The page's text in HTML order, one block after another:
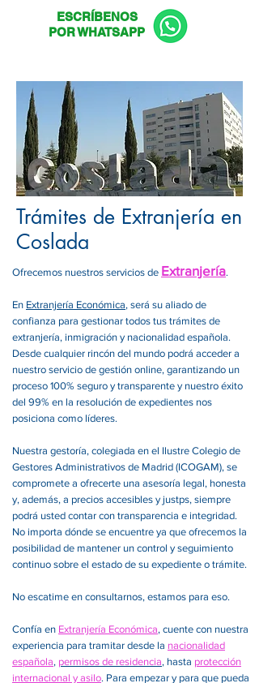
ESCRÍBENOS
POR WHATSAPP
Trámites de Extranjería en
Coslada
Ofrecemos nuestros servicios de Extranjería.
En Extranjería Económica, será su aliado de
confianza para gestionar todos tus trámites de
extranjería, inmigración y nacionalidad española.
Desde cualquier rincón del mundo podrá acceder a
nuestro servicio de gestión online, garantizando un
proceso 100% seguro y transparente y nuestro éxito
del 99% en la resolución de expedientes nos
posiciona como líderes.
Nuestra gestoría, colegiada en el Ilustre Colegio de
Gestores Administrativos de Madrid (ICOGAM), se
compromete a ofrecerte una asesoría legal, honesta
y, además, a precios accesibles y justps, siempre
podrá usted contar con transparencia e integridad.
No importa dónde se encuentre ya que ofrecemos la
posibilidad de mantener un control y seguimiento
continuo sobre el estado de su expediente o trámite.
No escatime en consultarnos, estamos para eso.
Confía en Extranjería Económica, cuente con nuestra
experiencia para tramitar desde la nacionalidad
española, permisos de residencia, hasta protección
internacional y asilo. Para empezar y para que pueda